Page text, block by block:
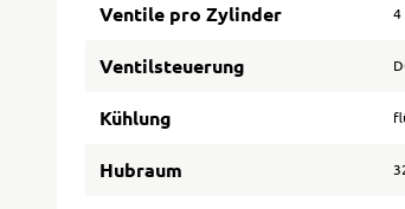
Ventile pro Zylinder 4
Ventilsteuerung
Kühlung
Hubraum